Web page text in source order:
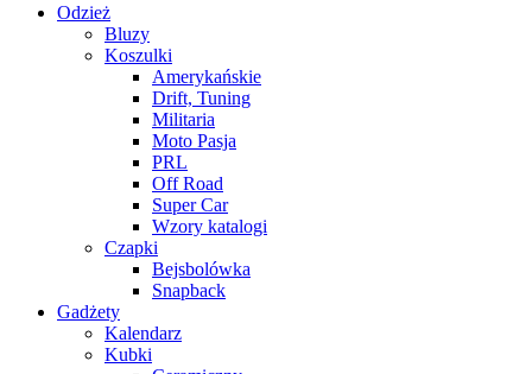
Odzież
Bluzy
Koszulki
Amerykańskie
Drift, Tuning
Militaria
Moto Pasja
PRL
Off Road
Super Car
Wzory katalogi
Czapki
Bejsbolówka
Snapback
Gadżety
Kalendarz
Kubki